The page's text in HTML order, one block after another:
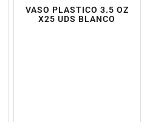
VASO PLASTICO 3.5 OZ
X25 UDS BLANCO